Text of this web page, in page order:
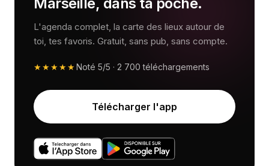
L'agenda complet, la carte des lieux autour de
toi, tes favoris. Gratuit, sans pub, sans compte.
★★★★★Noté 5/5 · 2 700 téléchargements
Télécharger l'app